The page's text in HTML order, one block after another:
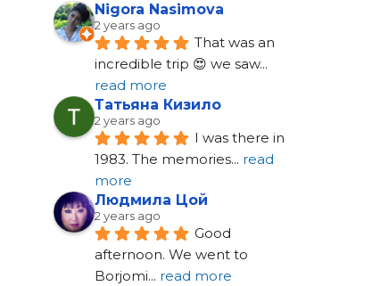
Nigora Nasimova
2 years ago
That was an
incredible trip 😍 we saw
read more
Татьяна Кизило
2 years ago
I was there in
1983. The memories... read
more
Людмила Цой
2 years ago
Good
afternoon. We went to
Borjomi... read more